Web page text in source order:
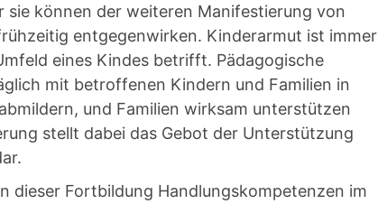
sie können der weiteren Manifestierung von
entgegenwirken. Kinderarmut ist immer
eines Kindes betrifft. Pädagogische
mit betroffenen Kindern und Familien in
und Familien wirksam unterstützen
stellt dabei das Gebot der Unterstützung
dieser Fortbildung Handlungskompetenzen im